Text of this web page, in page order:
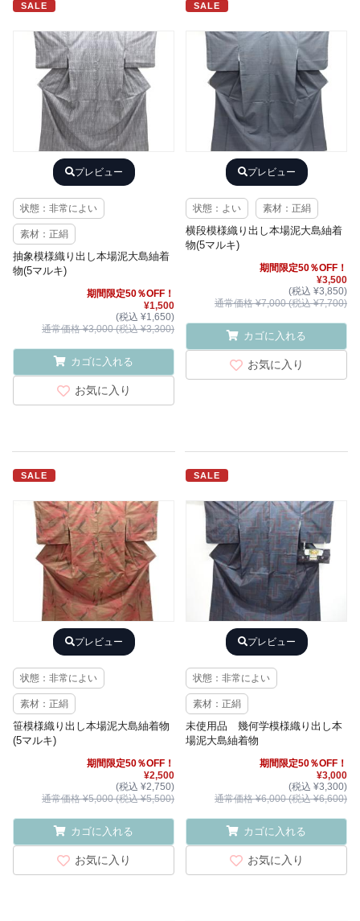
SALE
プレビュー
状態：非常によい
素材：正絹
抽象模様織り出し本場泥大島紬着
物(5マルキ)
期間限定50％OFF！
¥1,500
(税込 ¥1,650)
通常価格 ¥3,000 (税込 ¥3,300)
カゴに入れる
お気に入り
SALE
プレビュー
状態：よい 素材：正絹
横段模様織り出し本場泥大島紬着
物(5マルキ)
期間限定50％OFF！
¥3,500
(税込 ¥3,850)
通常価格 ¥7,000 (税込 ¥7,700)
カゴに入れる
お気に入り
SALE
プレビュー
状態：非常によい
素材：正絹
笹模様織り出し本場泥大島紬着物
(5マルキ)
期間限定50％OFF！
¥2,500
(税込 ¥2,750)
通常価格 ¥5,000 (税込 ¥5,500)
カゴに入れる
お気に入り
SALE
プレビュー
状態：非常によい
素材：正絹
未使用品 幾何学模様織り出し本
場泥大島紬着物
期間限定50％OFF！
¥3,000
(税込 ¥3,300)
通常価格 ¥6,000 (税込 ¥6,600)
カゴに入れる
お気に入り